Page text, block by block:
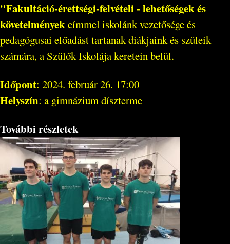
"Fakultáció-érettségi-felvételi - lehetőségek és
követelményekcímmel iskolánk vezetősége és
pedagógusai előadást tartanak diákjaink és szüleik
számára, a Szülők Iskolája keretein belül.
Időpont: 2024. február 26. 17:00
Helyszín: a gimnázium díszterme
További részletek